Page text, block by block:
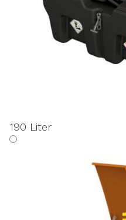
190 Liter